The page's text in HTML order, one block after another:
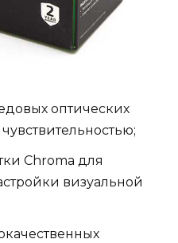
оптических
Chroma для
визуальной